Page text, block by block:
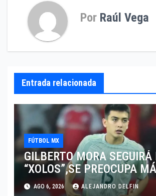
Por Raúl Vega
Entrada relacionada
FÚTBOL MX
GILBERTO MORA SEGUIRÁ
“XOLOS”,SE PREOCUPA
JUGAR EN SU EQUIPO.
AGO 6, 2026 ALEJANDRO DELFIN